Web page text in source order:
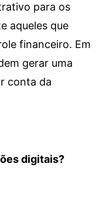
para os
aqueles que
financeiro. Em
gerar uma
conta da
digitais?